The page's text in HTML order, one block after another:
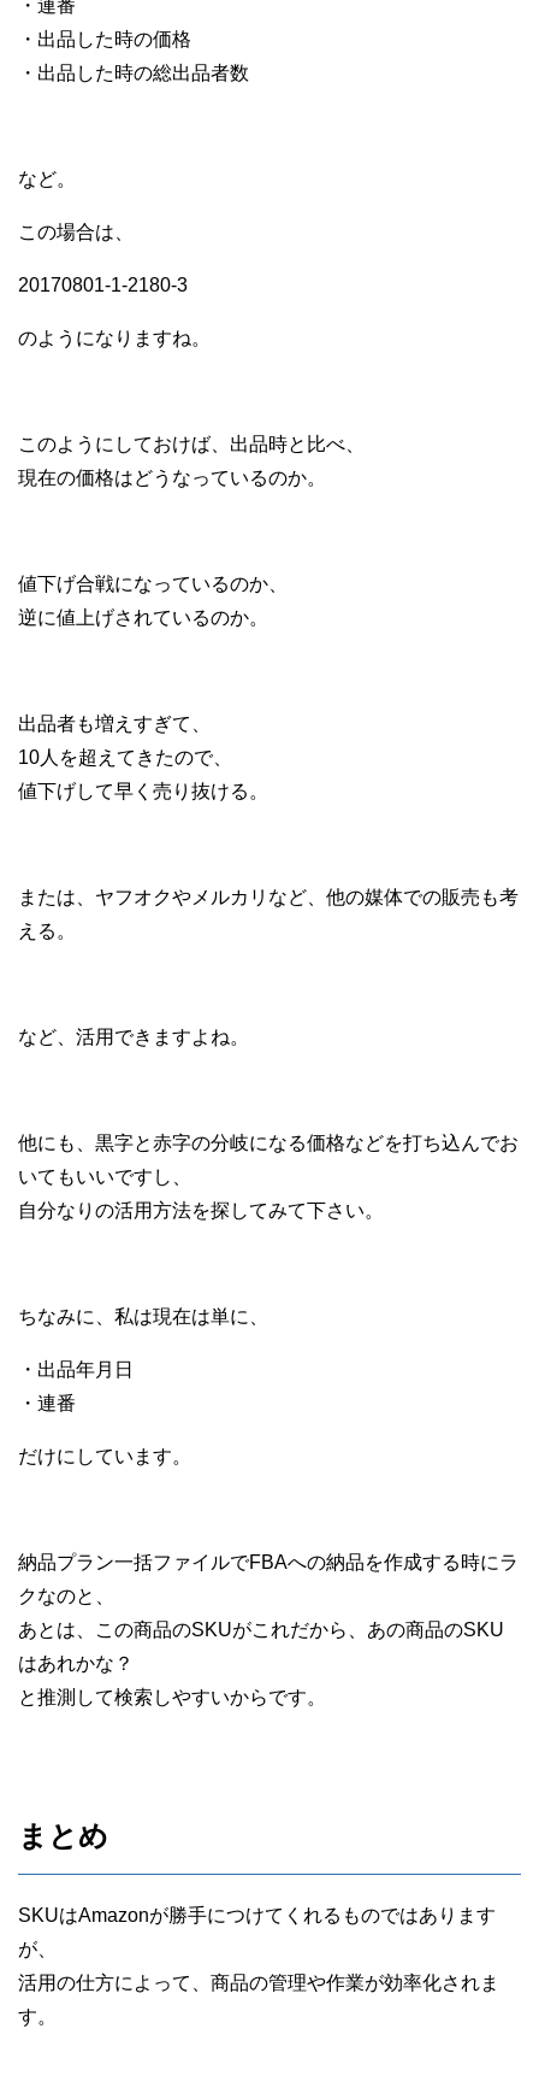
・連番
・出品した時の価格
・出品した時の総出品者数
など。
この場合は、
20170801-1-2180-3
のようになりますね。
このようにしておけば、出品時と比べ、
現在の価格はどうなっているのか。
値下げ合戦になっているのか、
逆に値上げされているのか。
出品者も増えすぎて、
10人を超えてきたので、
値下げして早く売り抜ける。
または、ヤフオクやメルカリなど、他の媒体での販売も考
える。
など、活用できますよね。
他にも、黒字と赤字の分岐になる価格などを打ち込んでお
いてもいいですし、
自分なりの活用方法を探してみて下さい。
ちなみに、私は現在は単に、
・出品年月日
・連番
だけにしています。
納品プラン一括ファイルでFBAへの納品を作成する時にラ
クなのと、
あとは、この商品のSKUがこれだから、あの商品のSKU
はあれかな？
と推測して検索しやすいからです。
まとめ
SKUはAmazonが勝手につけてくれるものではあります
が、
活用の仕方によって、商品の管理や作業が効率化されま
す。